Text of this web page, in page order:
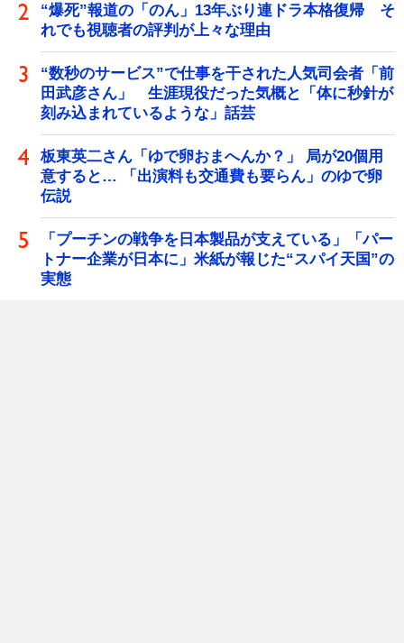
“爆死”報道の「のん」13年ぶり連ドラ本格復帰 そ
れでも視聴者の評判が上々な理由
“数秒のサービス”で仕事を干された人気司会者「前
田武彦さん」 生涯現役だった気概と「体に秒針が
刻み込まれているような」話芸
板東英二さん「ゆで卵おまへんか？」 局が20個用
意すると… 「出演料も交通費も要らん」のゆで卵
伝説
「プーチンの戦争を日本製品が支えている」「パー
トナー企業が日本に」米紙が報じた“スパイ天国”の
実態